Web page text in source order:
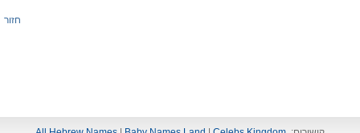
חזור